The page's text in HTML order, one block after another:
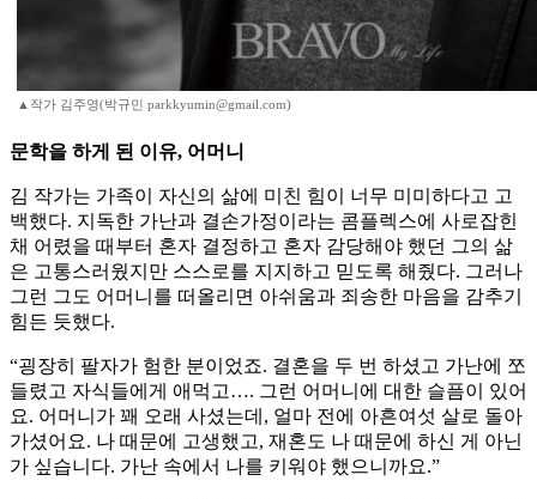
▲작가 김주영(박규민 parkkyumin@gmail.com)
문학을 하게 된 이유, 어머니
김 작가는 가족이 자신의 삶에 미친 힘이 너무 미미하다고 고
백했다. 지독한 가난과 결손가정이라는 콤플렉스에 사로잡힌
채 어렸을 때부터 혼자 결정하고 혼자 감당해야 했던 그의 삶
은 고통스러웠지만 스스로를 지지하고 믿도록 해줬다. 그러나
그런 그도 어머니를 떠올리면 아쉬움과 죄송한 마음을 감추기
힘든 듯했다.
“굉장히 팔자가 험한 분이었죠. 결혼을 두 번 하셨고 가난에 쪼
들렸고 자식들에게 애먹고…. 그런 어머니에 대한 슬픔이 있어
요. 어머니가 꽤 오래 사셨는데, 얼마 전에 아흔여섯 살로 돌아
가셨어요. 나 때문에 고생했고, 재혼도 나 때문에 하신 게 아닌
가 싶습니다. 가난 속에서 나를 키워야 했으니까요.”